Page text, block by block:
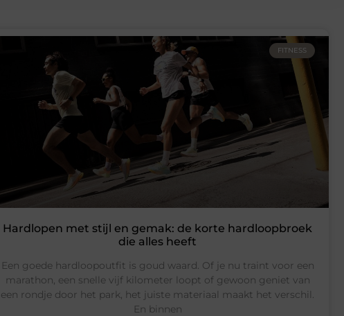
FITNESS
Hardlopen met stijl en gemak: de korte hardloopbroek
die alles heeft
Een goede hardloopoutfit is goud waard. Of je nu traint voor een
marathon, een snelle vijf kilometer loopt of gewoon geniet van
een rondje door het park, het juiste materiaal maakt het verschil.
En binnen